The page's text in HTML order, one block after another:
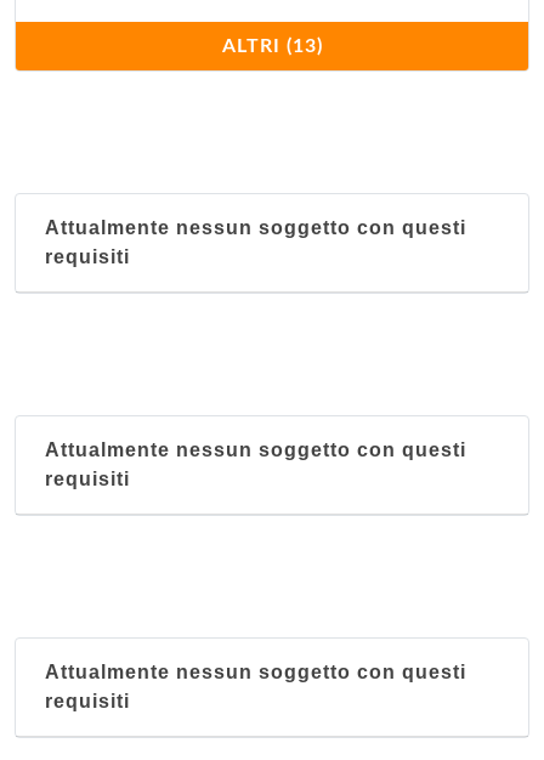
corso Sempione 12, Milano
Kilimangiaro
Mar Rosso
via Marco Aurelio 8, Milano
ALTRI (13)
Attualmente nessun soggetto con questi
requisiti
Attualmente nessun soggetto con questi
requisiti
Attualmente nessun soggetto con questi
requisiti